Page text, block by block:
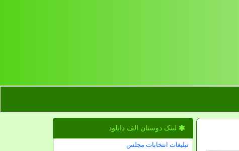
لینک دوستان الف دانلود
تبلیغات انتخابات مجلس